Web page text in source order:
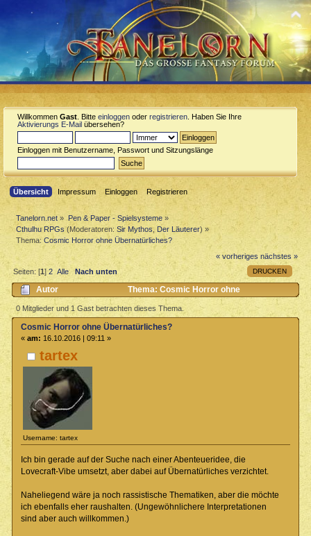
Willkommen Gast . Bitte einloggen oder registrieren . Haben Sie Ihre
Aktivierungs E-Mail übersehen?
Einloggen mit Benutzername, Passwort und Sitzungslänge
Übersicht Impressum Einloggen Registrieren
Tanelorn.net » Pen & Paper - Spielsysteme»
Cthulhu RPGs (Moderatoren:Sir Mythos, Der Läuterer) »
Thema:Cosmic Horror ohne Übernatürliches?
« vorheriges nächstes »
DRUCKEN
Seiten: [1]2 Alle Nach unten
Autor
Thema: Cosmic Horror ohne
Übernatürliches? (Gelesen 9581 mal)
0 Mitglieder und 1 Gast betrachten dieses Thema.
tartex
Username: tartex
Cosmic Horror ohne Übernatürliches?
« am: 16.10.2016 | 09:11 »
Ich bin gerade auf der Suche nach einer Abenteueridee, die
Lovecraft-Vibe umsetzt, aber dabei auf Übernatürliches verzichtet.
Naheliegend wäre ja noch rassistische Thematiken, aber die möchte
ich ebenfalls eher raushalten. (Ungewöhnlichere Interpretationen
sind aber auch willkommen.)